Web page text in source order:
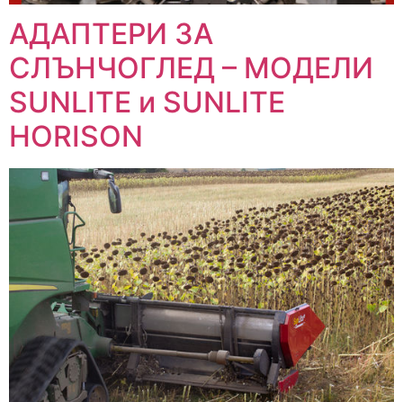
АДАПТЕРИ ЗА
СЛЪНЧОГЛЕД – МОДЕЛИ
SUNLITE и SUNLITE
HORISON